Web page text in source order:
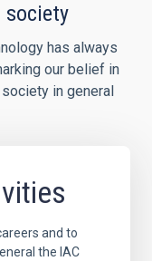
society
has always
our belief in
in general
and to
the IAC